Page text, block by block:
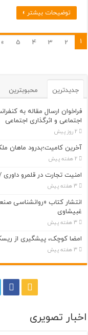
توضیحات بیشتر »
1
2
3
4
5
»
جدیدترین محبوبترین
فراخوان ارسال مقاله به
اجتماعی و اثرگذاری اجتماعی
2 روز پیش
آخرین کامیت؛بدرود ماهان
2 هفته پیش
امنیت تجارت در قلمرو داوری
3 هفته پیش
انتشار کتاب «روانشناسی
غبیشاوی
3 هفته پیش
امضا کوچک، پیشگیری از
3 هفته پیش
اخبار تصویری